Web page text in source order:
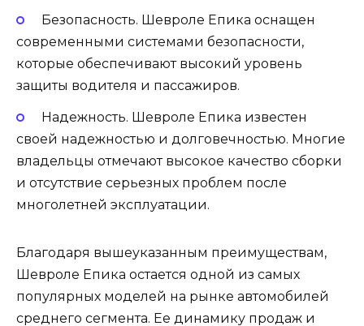
Безопасность. Шевроле Епика оснащен
современными системами безопасности,
которые обеспечивают высокий уровень
защиты водителя и пассажиров.
Надежность. Шевроле Епика известен
своей надежностью и долговечностью. Многие
владельцы отмечают высокое качество сборки
и отсутствие серьезных проблем после
многолетней эксплуатации.
Благодаря вышеуказанным преимуществам,
Шевроле Епика остается одной из самых
популярных моделей на рынке автомобилей
среднего сегмента. Ее динамику продаж и